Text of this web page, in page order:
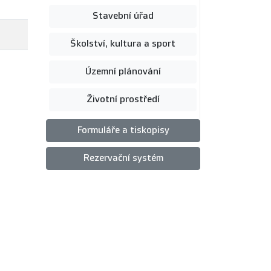
Stavební úřad
Školství, kultura a sport
Územní plánování
Životní prostředí
Formuláře a tiskopisy
Rezervační systém